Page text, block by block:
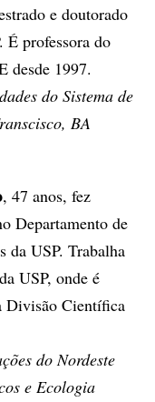
e doutorado
É professora do
desde 1997.
do Sistema de
BA
, 47 anos, fez
Departamento de
USP. Trabalha
USP, onde é
Divisão Científica
do Nordeste
e Ecologia